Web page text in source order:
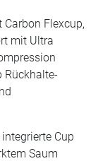
Flexcup,
mit Ultra
Rückhalte-
Cup
Saum